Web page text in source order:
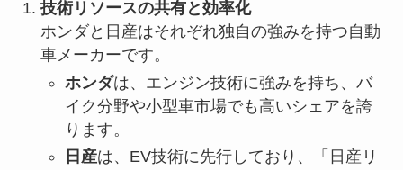
技術リソースの共有と効率化
ホンダと日産はそれぞれ独自の強みを持つ自動
車メーカーです。
ホンダは、エンジン技術に強みを持ち、バ
イク分野や小型車市場でも高いシェアを誇
ります。
日産は、EV技術に先行しており、「日産リ